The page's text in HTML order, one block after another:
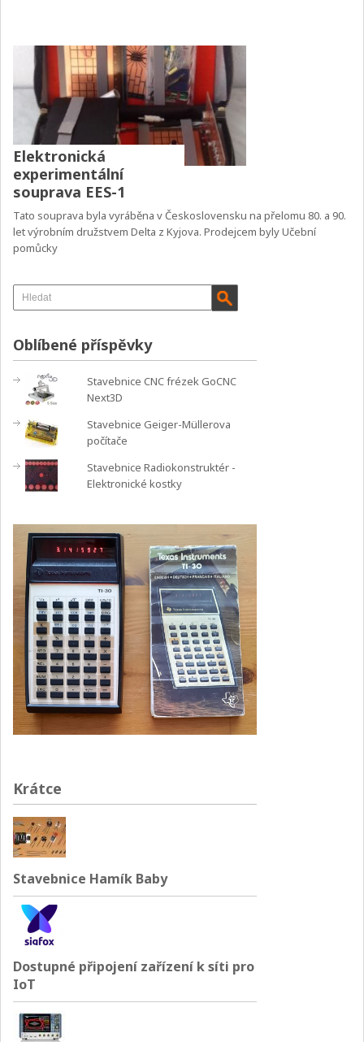
Elektronická
experimentální
souprava EES-1
Tato souprava byla vyráběna v Československu na přelomu 80. a 90.
let výrobním družstvem Delta z Kyjova. Prodejcem byly Učební
pomůcky
Oblíbené příspěvky
Stavebnice CNC frézek GoCNC
Next3D
Stavebnice Geiger-Müllerova
počítače
Stavebnice Radiokonstruktér -
Elektronické kostky
Krátce
Stavebnice Hamík Baby
Dostupné připojení zařízení k síti pro
IoT